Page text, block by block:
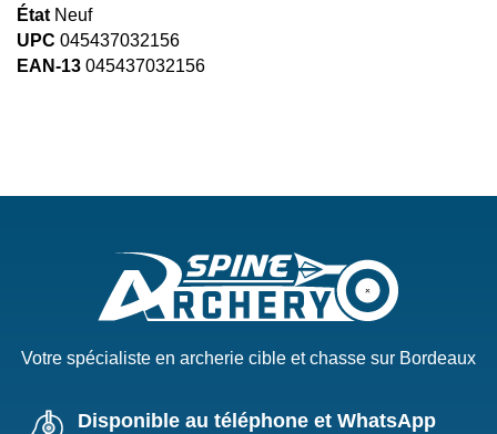
État Neuf
UPC 045437032156
EAN-13 045437032156
Votre spécialiste en archerie cible et chasse sur Bordeaux
Disponible au téléphone et WhatsApp